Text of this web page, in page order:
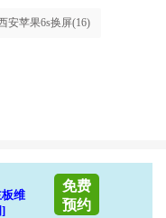
安苹果6s换屏(16)
维
]
免费
预约